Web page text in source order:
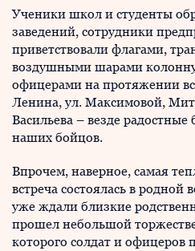
Ученики школ и студенты
заведений, сотрудники
приветствовали флагами,
воздушными шарами
офицерами на протяжении
Ленина, ул. Максимовой,
Васильева – везде радостные
наших бойцов.
Впрочем, наверное, самая
встреча состоялась в родной
уже ждали близкие
прошел небольшой
которого солдат и офицеров